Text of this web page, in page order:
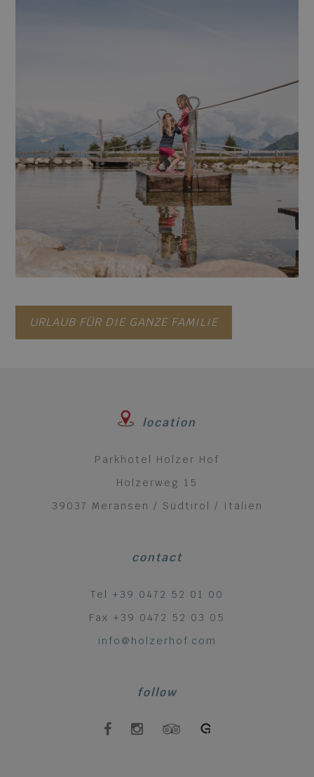
URLAUB FÜR DIE GANZE FAMILIE
location
Parkhotel Holzer Hof
Holzerweg 15
39037 Meransen / Südtirol / Italien
contact
Tel +39 0472 52 01 00
Fax +39 0472 52 03 05
info@holzerhof.com
follow